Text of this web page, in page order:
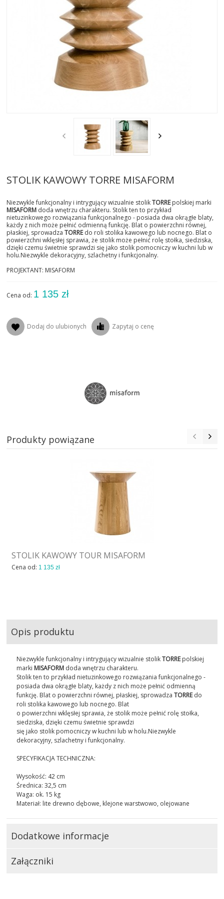
AKTUALNOSCI
STREFA-PROJEKTANTA
INSPIRACJE
STOLIK KAWOWY TORRE MISAFORM
Niezwykle funkcjonalny i intrygujący wizualnie stolikTORREpolskiej marki
MISAFORM doda wnętrzu charakteru. Stolik ten to przykład
nietuzinkowego rozwiązania funkcjonalnego - posiada dwa okrągłe blaty,
każdy z nich może pełnić odmienną funkcję. Blat o powierzchni równej,
płaskiej, sprowadzaTORREdo roli stolika kawowego lub nocnego. Blat o
powierzchni wklęsłej sprawia, że stolik może pełnić rolę stołka, siedziska,
dzięki czemu świetnie sprawdzi się jako stolik pomocniczy w kuchni lub w
holu.Niezwykle dekoracyjny, szlachetny i funkcjonalny.
PROJEKTANT: MISAFORM
Cena od: 1 135 zł
Dodaj do ulubionych Zapytaj o cenę
Produkty powiązane
STOLIK KAWOWY TOUR MISAFORM
Cena od: 1 135 zł
Opis produktu
Niezwykle funkcjonalny i intrygujący wizualnie stolikTORREpolskiej
marki MISAFORM doda wnętrzu charakteru.
Stolik ten to przykład nietuzinkowego rozwiązania funkcjonalnego -
posiada dwa okrągłe blaty, każdy z nich może pełnić odmienną
funkcję. Blat o powierzchni równej, płaskiej, sprowadzaTORREdo
roli stolika kawowego lub nocnego. Blat
o powierzchni wklęsłej sprawia, że stolik może pełnić rolę stołka,
siedziska, dzięki czemu świetnie sprawdzi
się jako stolik pomocniczy w kuchni lub w holu.Niezwykle
dekoracyjny, szlachetny i funkcjonalny.
SPECYFIKACJA TECHNICZNA:
Wysokość: 42 cm
Średnica: 32,5 cm
Waga: ok. 15 kg
Materiał: lite drewno dębowe, klejone warstwowo, olejowane
Dodatkowe informacje
Załączniki